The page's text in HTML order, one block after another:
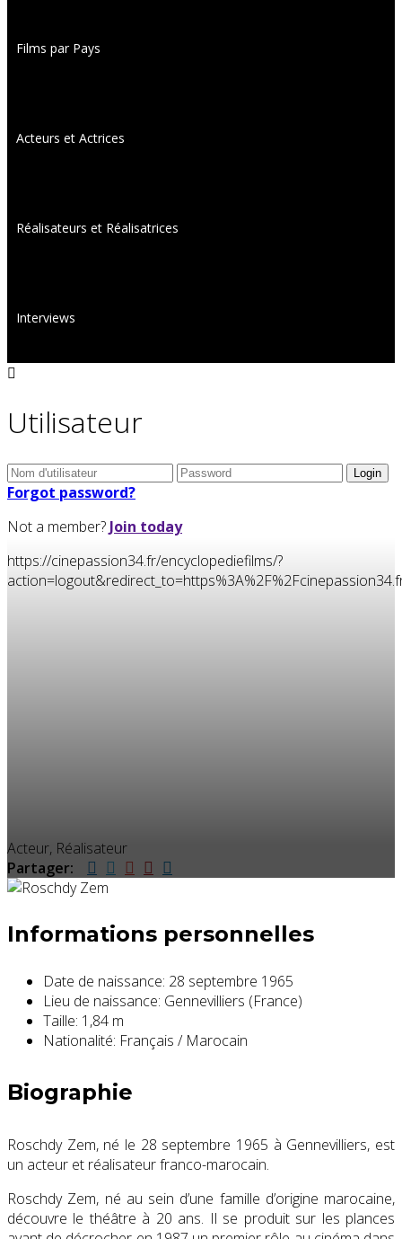
Films par Pays
Acteurs et Actrices
Réalisateurs et Réalisatrices
Interviews
Utilisateur
Forgot password?
Not a member? Join today
https://cinepassion34.fr/encyclopediefilms/?
Acteur, Réalisateur
Partager:
Informations personnelles
Date de naissance: 28 septembre 1965
Lieu de naissance: Gennevilliers (France)
Taille: 1,84 m
Nationalité: Français / Marocain
Biographie
Roschdy Zem, né le 28 septembre 1965 à Gennevilliers, est
un acteur et réalisateur franco-marocain.
Roschdy Zem, né au sein d’une famille d’origine marocaine,
découvre le théâtre à 20 ans. Il se produit sur les plances